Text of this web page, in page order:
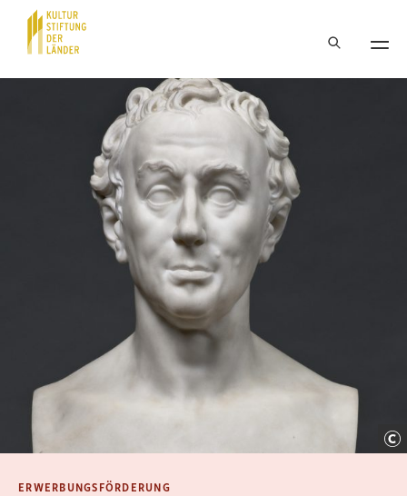
Hauptnavigation
ERWERBUNGSFÖRDERUNG